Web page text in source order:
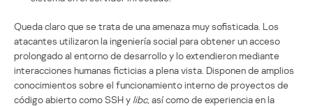
Queda claro que se trata de una amenaza muy sofisticada. Los
atacantes utilizaron la ingeniería social para obtener un acceso
prolongado al entorno de desarrollo y lo extendieron mediante
interacciones humanas ficticias a plena vista. Disponen de amplios
conocimientos sobre el funcionamiento interno de proyectos de
código abierto como SSH y libc, así como de experiencia en la